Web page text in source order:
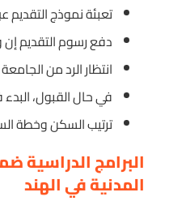
تعبئة نموذج التقديم
دفع رسوم التقديم
انتظار الرد من الجامعة (عادة
في حال القبول، البدء
ترتيب السكن وخطة
البرامج
المدنية في الهند